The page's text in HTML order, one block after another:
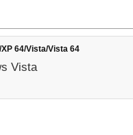
64/Vista/Vista 64
Vista